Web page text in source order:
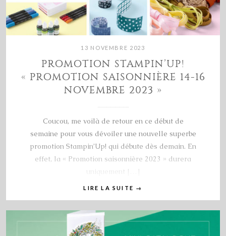
13 NOVEMBRE 2023
PROMOTION STAMPIN’UP!
« PROMOTION SAISONNIÈRE 14-16
NOVEMBRE 2023 »
Coucou, me voilà de retour en ce début de
semaine pour vous dévoiler une nouvelle superbe
promotion Stampin’Up! qui débute dès demain. En
effet, la « Promotion saisonnière 2023 » durera
uniquement […]
LIRE LA SUITE →